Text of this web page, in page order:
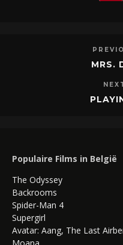
MRS.
Populaire Films in België
The Odyssey
Backrooms
Spider-Man 4
Supergirl
Avatar: Aang, The Last